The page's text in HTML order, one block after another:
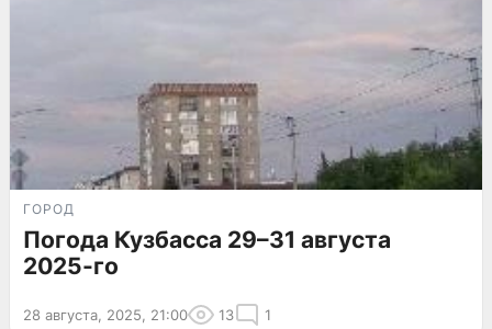
ГОРОД
Погода Кузбасса 29–31 августа
2025-го
28 августа, 2025, 21:00 13 1